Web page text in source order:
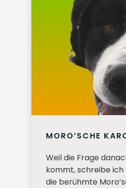
MORO’SCHE
Weil die Frage
kommt, schreibe ich
die berühmte